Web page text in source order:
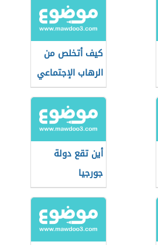
كيف أتخلص من
الرهاب الإجتماعي
أين تقع دولة
جورجيا